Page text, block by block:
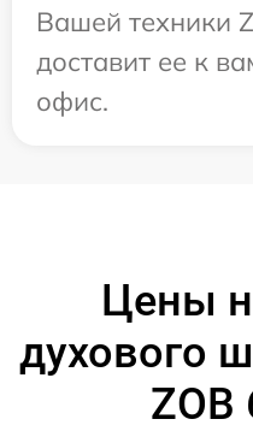
Вашей техники
доставит ее к
офис.
Цены
духового
ZOB